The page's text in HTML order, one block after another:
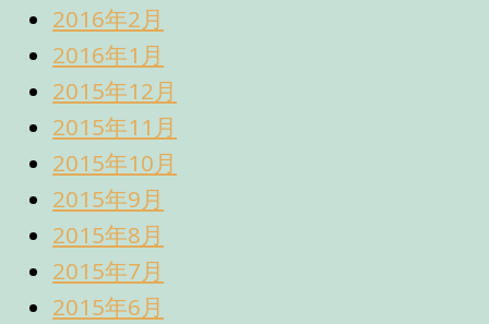
2016年2月
2016年1月
2015年12月
2015年11月
2015年10月
2015年9月
2015年8月
2015年7月
2015年6月